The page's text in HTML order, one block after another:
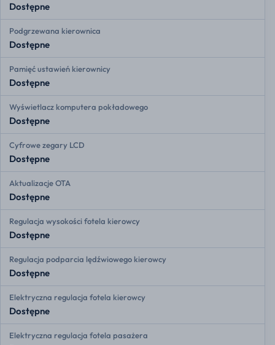
Dostępne
Podgrzewana kierownica
Dostępne
Pamięć ustawień kierownicy
Dostępne
Wyświetlacz komputera pokładowego
Dostępne
Cyfrowe zegary LCD
Dostępne
Aktualizacje OTA
Dostępne
Regulacja wysokości fotela kierowcy
Dostępne
Regulacja podparcia lędźwiowego kierowcy
Dostępne
Elektryczna regulacja fotela kierowcy
Dostępne
Elektryczna regulacja fotela pasażera